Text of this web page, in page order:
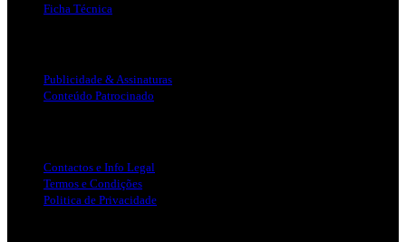
Ficha Técnica
Publicidade & Assinaturas
Conteúdo Patrocinado
Contactos e Info Legal
Termos e Condições
Politica de Privacidade